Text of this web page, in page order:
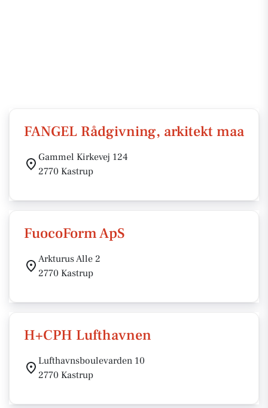
FANGEL Rådgivning, arkitekt maa
Gammel Kirkevej 124
2770 Kastrup
FuocoForm ApS
Arkturus Alle 2
2770 Kastrup
H+CPH Lufthavnen
Lufthavnsboulevarden 10
2770 Kastrup